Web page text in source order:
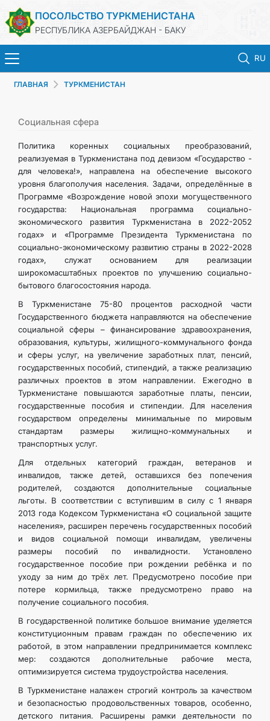
ПОСОЛЬСТВО ТУРКМЕНИСТАНА
РЕСПУБЛИКА АЗЕРБАЙДЖАН - БАКУ
RU
ГЛАВНАЯ
КОНСУЛЬСКИЕ УСЛУГИ
МИД
КОНТАКТНЫЕ ДАННЫЕ
ГЛАВНАЯ ТУРКМЕНИСТАН
Социальная сфера
Политика коренных социальных преобразований,
реализуемая в Туркменистана под девизом «Государство -
для человека!», направлена на обеспечение высокого
уровня благополучия населения. Задачи, определённые в
Программе «Возрождение новой эпохи могущественного
государства: Национальная программа социально-
экономического развития Туркменистана в 2022-2052
годах» и «Программе Президента Туркменистана по
социально-экономическому развитию страны в 2022-2028
годах», служат основанием для реализации
широкомасштабных проектов по улучшению социально-
бытового благосостояния народа.
В Туркменистане 75-80 процентов расходной части
Государственного бюджета направляются на обеспечение
социальной сферы – финансирование здравоохранения,
образования, культуры, жилищного-коммунального фонда
и сферы услуг, на увеличение заработных плат, пенсий,
государственных пособий, стипендий, а также реализацию
различных проектов в этом направлении. Ежегодно в
Туркменистане повышаются заработные платы, пенсии,
государственные пособия и стипендии. Для населения
государством определены минимальные по мировым
стандартам размеры жилищно-коммунальных и
транспортных услуг.
Для отдельных категорий граждан, ветеранов и
инвалидов, также детей, оставшихся без попечения
родителей, создаются дополнительные социальные
льготы. В соответствии с вступившим в силу с 1 января
2013 года Кодексом Туркменистана «О социальной защите
населения», расширен перечень государственных пособий
и видов социальной помощи инвалидам, увеличены
размеры пособий по инвалидности. Установлено
государственное пособие при рождении ребёнка и по
уходу за ним до трёх лет. Предусмотрено пособие при
потере кормильца, также предусмотрено право на
получение социального пособия.
В государственной политике большое внимание уделяется
конституционным правам граждан по обеспечению их
работой, в этом направлении предпринимается комплекс
мер: создаются дополнительные рабочие места,
оптимизируется система трудоустройства населения.
В Туркменистане налажен строгий контроль за качеством
и безопасностью продовольственных товаров, особенно,
детского питания. Расширены рамки деятельности по